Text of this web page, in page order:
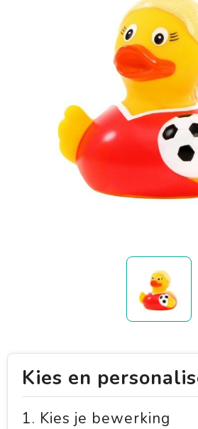
Kies en
1. Kies je bewerking